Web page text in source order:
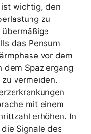
wichtig, den
zu
das Pensum
vor dem
dem Spaziergang
vermeiden.
mit einem
erhöhen. In
Signale des